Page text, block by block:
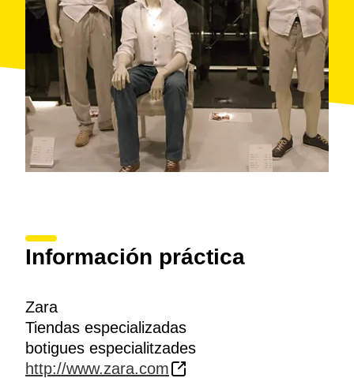
Información práctica
Zara
Tiendas especializadas
botigues especialitzades
http://www.zara.com